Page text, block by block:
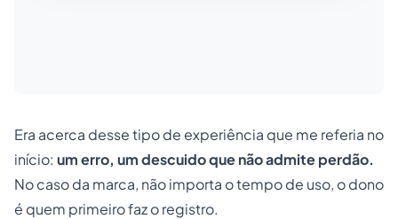
Era acerca desse tipo de experiência que me referia no
início: um erro, um descuido que não admite perdão.
No caso da marca, não importa o tempo de uso, o dono
é quem primeiro faz o registro.